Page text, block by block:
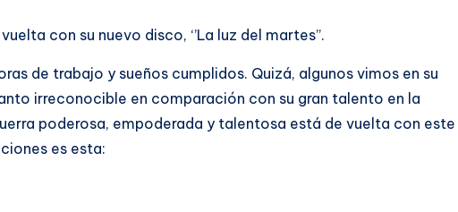
con su nuevo disco, ‘’La luz del martes’’.
de trabajo y sueños cumplidos. Quizá, algunos vimos en su
irreconocible en comparación con su gran talento en la
poderosa, empoderada y talentosa está de vuelta con este
es esta: